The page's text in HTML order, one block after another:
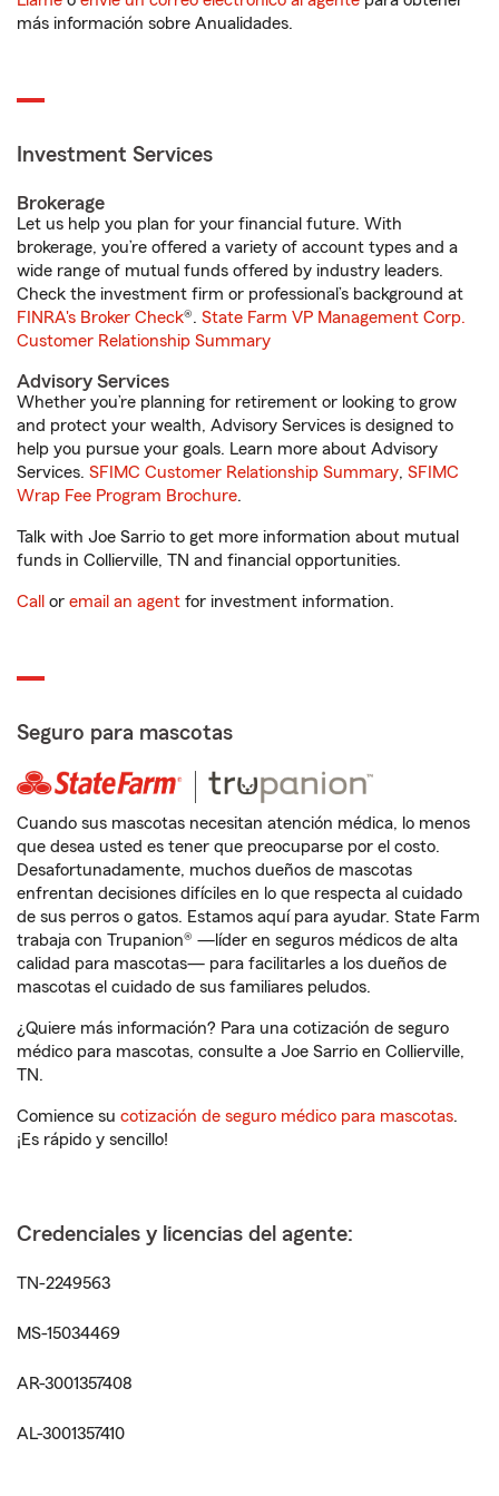
más información sobre Anualidades.
Investment Services
Brokerage
Let us help you plan for your financial future. With
brokerage, you’re offered a variety of account types and a
wide range of mutual funds offered by industry leaders.
Check the investment firm or professional’s background at
FINRA's Broker Check®. State Farm VP Management Corp.
Customer Relationship Summary
Advisory Services
Whether you’re planning for retirement or looking to grow
and protect your wealth, Advisory Services is designed to
help you pursue your goals. Learn more about Advisory
Services. SFIMC Customer Relationship Summary, SFIMC
Wrap Fee Program Brochure.
Talk with Joe Sarrio to get more information about mutual
funds in Collierville, TN and financial opportunities.
Call or email an agent for investment information.
Seguro para mascotas
Cuando sus mascotas necesitan atención médica, lo menos
que desea usted es tener que preocuparse por el costo.
Desafortunadamente, muchos dueños de mascotas
enfrentan decisiones difíciles en lo que respecta al cuidado
de sus perros o gatos. Estamos aquí para ayudar. State Farm
trabaja con Trupanion® —líder en seguros médicos de alta
calidad para mascotas— para facilitarles a los dueños de
mascotas el cuidado de sus familiares peludos.
¿Quiere más información? Para una cotización de seguro
médico para mascotas, consulte a Joe Sarrio en Collierville,
TN.
Comience su cotización de seguro médico para mascotas.
¡Es rápido y sencillo!
Credenciales y licencias del agente:
TN-2249563
MS-15034469
AR-3001357408
AL-3001357410